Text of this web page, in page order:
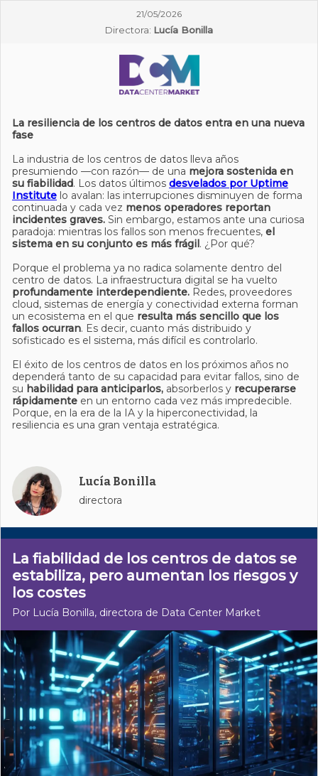
21/05/2026
Directora: Lucía Bonilla
La resiliencia de los centros de datos entra en una nueva
fase
La industria de los centros de datos lleva años
presumiendo —con razón— de una mejora sostenida en
su fiabilidad. Los datos últimos desvelados por Uptime
Institute lo avalan: las interrupciones disminuyen de forma
continuada y cada vez menos operadores reportan
incidentes graves. Sin embargo, estamos ante una curiosa
paradoja: mientras los fallos son menos frecuentes, el
sistema en su conjunto es más frágil. ¿Por qué?
Porque el problema ya no radica solamente dentro del
centro de datos. La infraestructura digital se ha vuelto
profundamente interdependiente. Redes, proveedores
cloud, sistemas de energía y conectividad externa forman
un ecosistema en el que resulta más sencillo que los
fallos ocurran. Es decir, cuanto más distribuido y
sofisticado es el sistema, más difícil es controlarlo.
El éxito de los centros de datos en los próximos años no
dependerá tanto de su capacidad para evitar fallos, sino de
su habilidad para anticiparlos, absorberlos y recuperarse
rápidamente en un entorno cada vez más impredecible.
Porque, en la era de la IA y la hiperconectividad, la
resiliencia es una gran ventaja estratégica.
Lucía Bonilla
directora
La fiabilidad de los centros de datos se
estabiliza, pero aumentan los riesgos y
los costes
Por Lucía Bonilla, directora de Data Center Market